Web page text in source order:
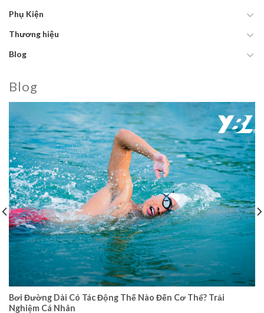
Phụ Kiện
Thương hiệu
Blog
Blog
Bơi Đường Dài Có Tác Động Thế Nào Đến Cơ Thể? Trải
Nghiệm Cá Nhân